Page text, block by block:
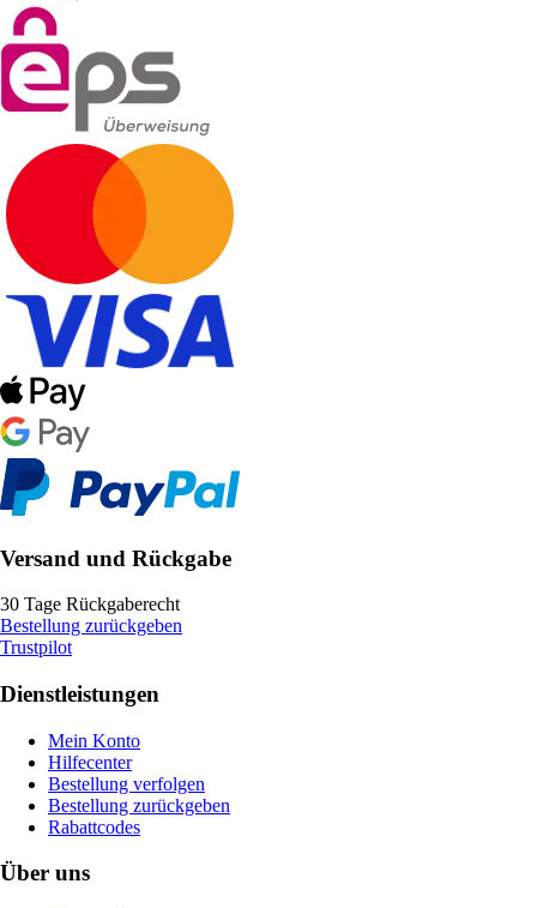
Versand und Rückgabe
30 Tage Rückgaberecht
Bestellung zurückgeben
Trustpilot
Dienstleistungen
Mein Konto
Hilfecenter
Bestellung verfolgen
Bestellung zurückgeben
Rabattcodes
Über uns